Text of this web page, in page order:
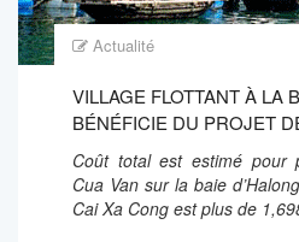
Actualité
VILLAGE FLOTTANT À LA
BÉNÉFICIE DU PROJET
Coût total est estimé pour
Cua Van sur la baie
Cai Xa Cong est plus de